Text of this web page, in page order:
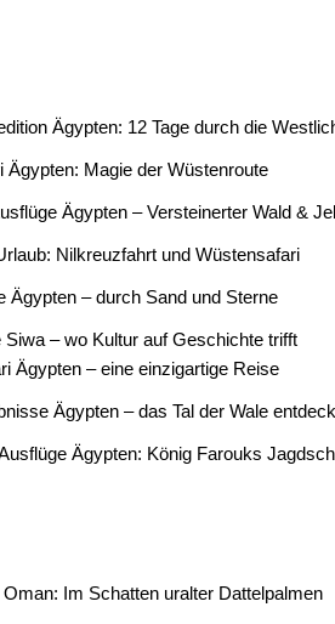
Ägypten: 12 Tage durch die
Ägypten: Magie der Wüstenroute
Ägypten – Versteinerter Wald &
Nilkreuzfahrt und Wüstensafari
Ägypten – durch Sand und Sterne
Siwa – wo Kultur auf Geschichte trifft
Ägypten – eine einzigartige Reise
Ägypten – das Tal der Wale
Ägypten: König Farouks
Im Schatten uralter Dattelpalmen